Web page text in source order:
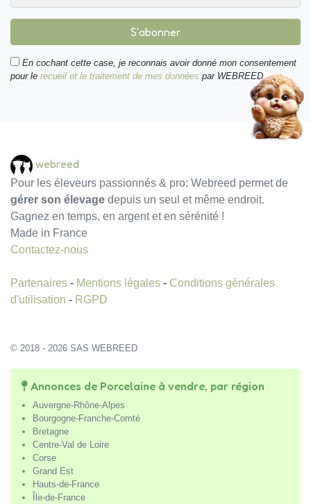
S'abonner
En cochant cette case, je reconnais avoir donné mon consentement
pour le recueil et le traitement de mes données par WEBREED.
webreed
Pour les éleveurs passionnés & pro: Webreed permet de
gérer son élevage depuis un seul et même endroit.
Gagnez en temps, en argent et en sérénité !
Made in France
Contactez-nous
Partenaires - Mentions légales - Conditions générales
d'utilisation - RGPD
© 2018 - 2026 SAS WEBREED
Annonces de Porcelaine à vendre, par région
Auvergne-Rhône-Alpes
Bourgogne-Franche-Comté
Bretagne
Centre-Val de Loire
Corse
Grand Est
Hauts-de-France
Île-de-France